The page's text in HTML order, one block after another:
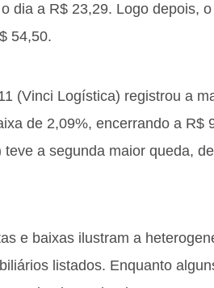
dia a R$ 23,29. Logo depois,
54,50.
(Vinci Logística) registrou a
de 2,09%, encerrando a R$
a segunda maior queda,
e baixas ilustram a
listados. Enquanto